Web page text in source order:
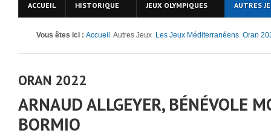
ACCUEIL HISTORIQUE JEUX OLYMPIQUES AUTRES
Vous êtes ici : Accueil Autres Jeux Les Jeux Méditerranéens Oran
ORAN 2022
ARNAUD ALLGEYER, BÉNÉVOLE
BORMIO